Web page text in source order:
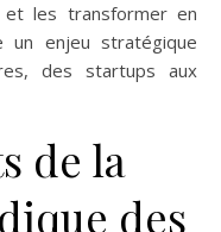
et les transformer en
un enjeu stratégique
des startups aux
de la
des